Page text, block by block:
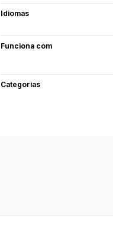
Idiomas
Funciona com
Categorias